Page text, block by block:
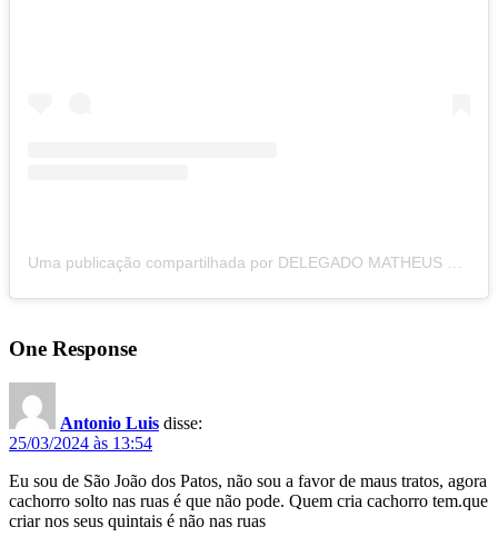
Uma publicação compartilhada por DELEGADO MATHEUS LAIOLA (@delegado.matheuslaiola)
One Response
Antonio Luis disse:
25/03/2024 às 13:54
Eu sou de São João dos Patos, não sou a favor de maus tratos, agora
cachorro solto nas ruas é que não pode. Quem cria cachorro tem.que
criar nos seus quintais é não nas ruas